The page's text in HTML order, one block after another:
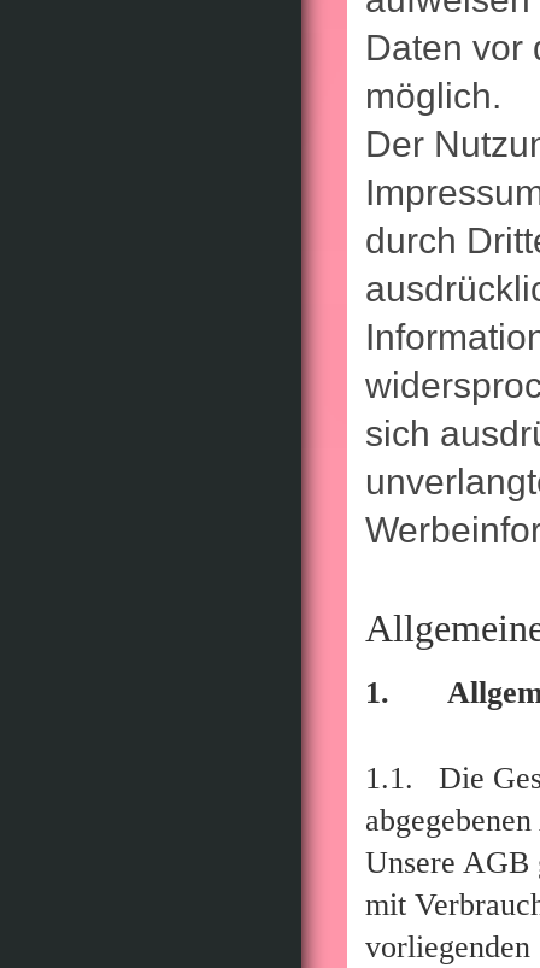
Daten vor
möglich.
Der
durch
sich
1.
1.1. Die
Unsere AGB
mit